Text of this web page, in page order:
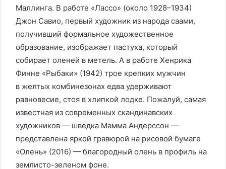
Маллинга. В работе «Лассо» (около 1928–1934)
Джон Савио, первый художник из народа саами,
получивший формальное художественное
образование, изображает пастуха, который
собирает оленей в метель. А в работе Хенрика
Финне «Рыбаки» (1942) трое крепких мужчин
в желтых комбинезонах едва удерживают
равновесие, стоя в хлипкой лодке. Пожалуй, самая
известная из современных скандинавских
художников — шведка Мамма Андерссон —
представлена яркой гравюрой на рисовой бумаге
«Олень» (2016) — благородный олень в профиль на
землисто-зеленом фоне.